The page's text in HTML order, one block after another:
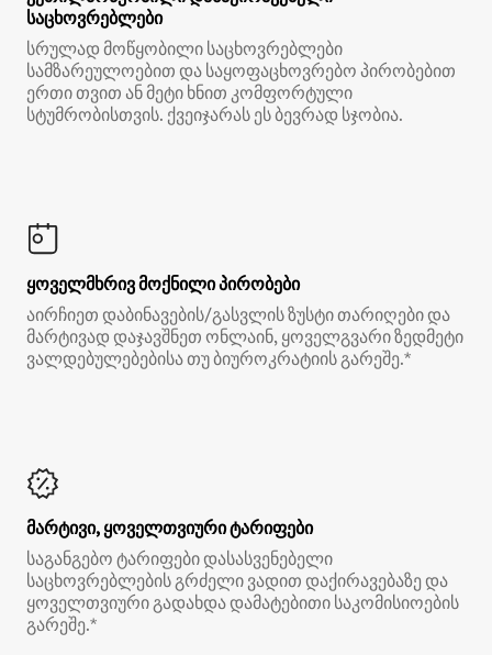
საცხოვრებლები
სრულად მოწყობილი საცხოვრებლები
სამზარეულოებით და საყოფაცხოვრებო პირობებით
ერთი თვით ან მეტი ხნით კომფორტული
სტუმრობისთვის. ქვეიჯარას ეს ბევრად სჯობია.
ყოველმხრივ მოქნილი პირობები
აირჩიეთ დაბინავების/გასვლის ზუსტი თარიღები და
მარტივად დაჯავშნეთ ონლაინ, ყოველგვარი ზედმეტი
ვალდებულებებისა თუ ბიუროკრატიის გარეშე.*
მარტივი, ყოველთვიური ტარიფები
საგანგებო ტარიფები დასასვენებელი
საცხოვრებლების გრძელი ვადით დაქირავებაზე და
ყოველთვიური გადახდა დამატებითი საკომისიოების
გარეშე.*